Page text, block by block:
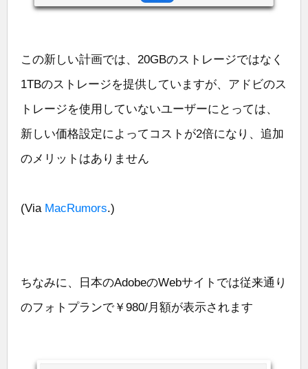
この新しい計画では、20GBのストレージではなく
1TBのストレージを提供していますが、アドビのス
トレージを使用していないユーザーにとっては、
新しい価格設定によってコストが2倍になり、追加
のメリットはありません
(Via MacRumors.)
ちなみに、日本のAdobeのWebサイトでは従来通り
のフォトプランで￥980/月額が表示されます